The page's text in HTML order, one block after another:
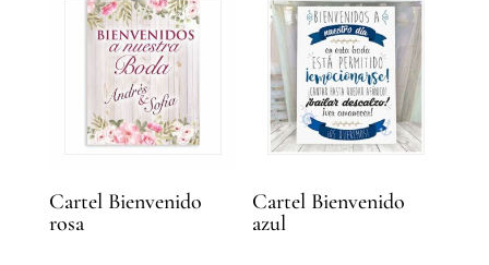
Cartel Bienvenido
rosa
Cartel Bienvenido
azul